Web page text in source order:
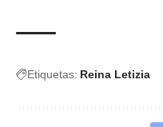
Etiquetas: Reina Letizia